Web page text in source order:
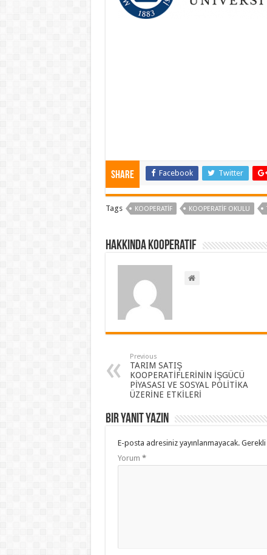
Share Facebook Twitter
Tags KOOPERATIF KOOPERATIF OKULU
Hakkında kooperatif
Previous
TARIM SATIŞ
KOOPERATİFLERİNİN İŞGÜCÜ
PİYASASI VE SOSYAL POLİTİKA
ÜZERİNE ETKİLERİ
Bir yanıt yazın
E-posta adresiniz yayınlanmayacak.
Yorum *